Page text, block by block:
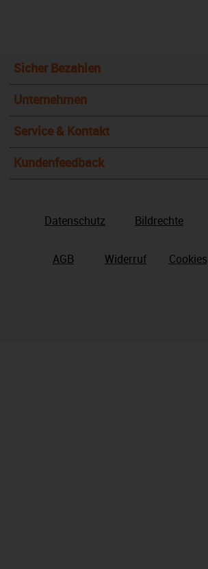
Sicher Bezahlen
Unternehmen
Service & Kontakt
Kundenfeedback
Datenschutz Bildrechte
AGB Widerruf Cookies